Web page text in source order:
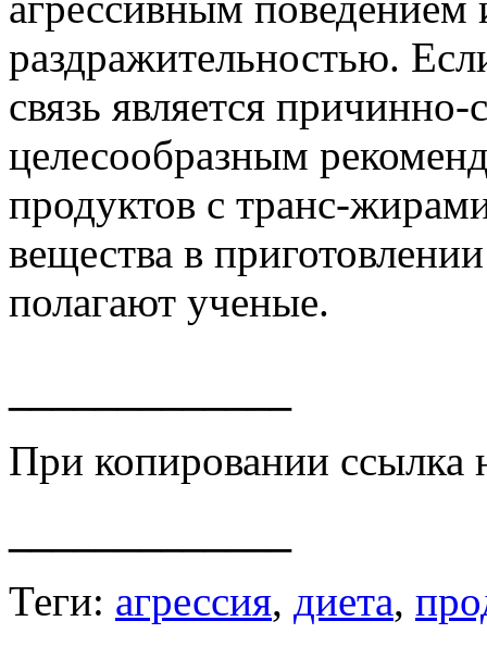
раздражительностью.
связь является причинно-
целесообразным
продуктов с транс-
вещества в
полагают ученые.
При копировании ссылка
Теги: агрессия, диета,